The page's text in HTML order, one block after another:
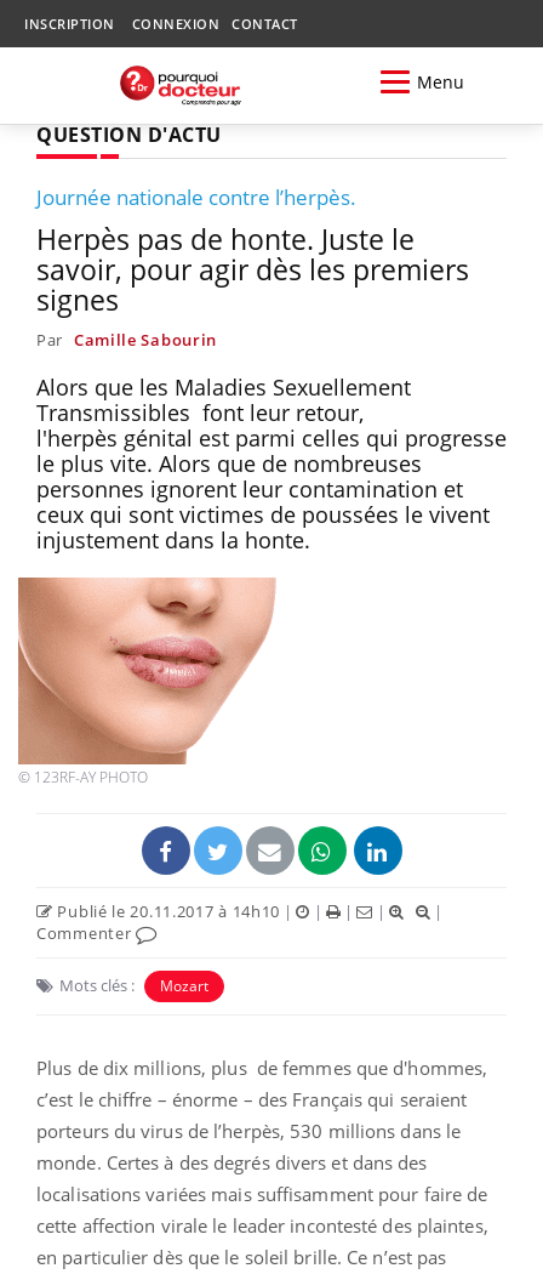
INSCRIPTION CONNEXION CONTACT
Menu
QUESTION D'ACTU
Journée nationale contre l’herpès.
Herpès pas de honte. Juste le
savoir, pour agir dès les premiers
signes
Par Camille Sabourin
Alors que les Maladies Sexuellement
Transmissibles font leur retour,
l'herpès génital est parmi celles qui progresse
le plus vite. Alors que de nombreuses
personnes ignorent leur contamination et
ceux qui sont victimes de poussées le vivent
injustement dans la honte.
© 123RF-AY PHOTO
Publié le 20.11.2017 à 14h10 | | | |
|
Commenter
Mots clés : Mozart
Plus de dix millions, plus de femmes que d'hommes,
c’est le chiffre – énorme – des Français qui seraient
porteurs du virus de l’herpès, 530 millions dans le
monde. Certes à des degrés divers et dans des
localisations variées mais suffisamment pour faire de
cette affection virale le leader incontesté des plaintes,
en particulier dès que le soleil brille. Ce n’est pas